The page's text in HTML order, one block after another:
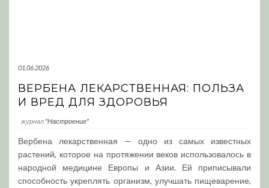
01.06.2026
ВЕРБЕНА ЛЕКАРСТВЕННАЯ: ПОЛЬЗА
И ВРЕД ДЛЯ ЗДОРОВЬЯ
журнал "Настроение"
Вербена лекарственная — одно из самых известных
растений, которое на протяжении веков использовалось в
народной медицине Европы и Азии. Ей приписывали
способность укреплять организм, улучшать пищеварение,